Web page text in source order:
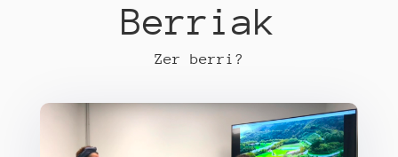
Berriak
Zer berri?